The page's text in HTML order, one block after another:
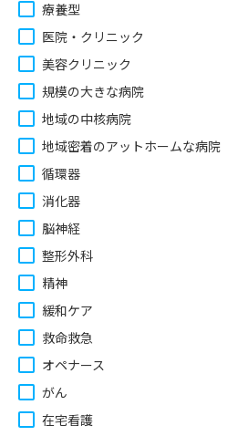
療養型
医院・クリニック
美容クリニック
規模の大きな病院
地域の中核病院
地域密着のアットホームな病院
循環器
消化器
脳神経
整形外科
精神
緩和ケア
救命救急
オペナース
がん
在宅看護